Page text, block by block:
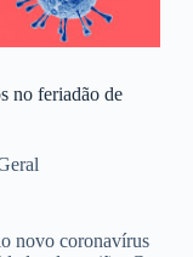
no feriadão de
novo coronavírus